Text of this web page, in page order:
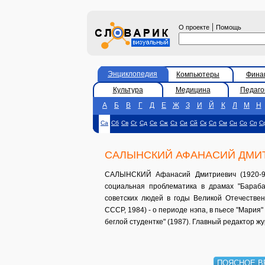
О проекте | Помощь
Энциклопедия Компьютеры
Культура
Медицина
А
Б В Г Д Е Ж З И Й К Л М Н
Са Сб Св Сг Сд Се Сж Сз Си Сй Ск Сл См Сн Со Сп
САЛЫНСКИЙ АФАНАСИЙ
САЛЫНСКИЙ Афанасий Дмитриевич (1920-
социальная проблематика в драмах
советских людей в годы Великой
СССР, 1984) - о периоде нэпа, в пьесе
беглой студентке" (1987). Главный редактор